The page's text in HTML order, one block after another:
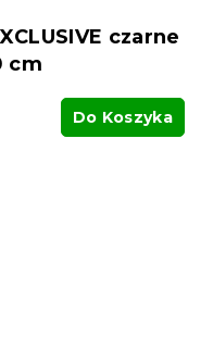
czarne
cm
Do Koszyka